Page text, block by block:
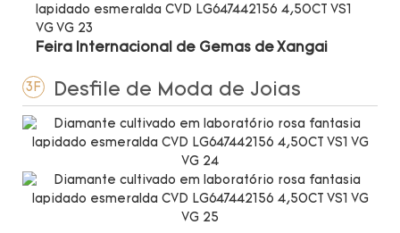
Feira Internacional de Gemas de Xangai
3F Desfile de Moda de Joias